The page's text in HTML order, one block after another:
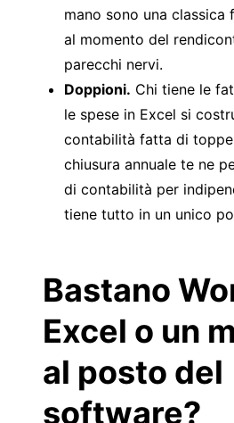
mano sono una
al momento del
parecchi nervi.
Doppioni. Chi tiene le
le spese in Excel si
contabilità fatta di
chiusura annuale te ne
di contabilità per
tiene tutto in un unico
Bastano
Excel o un
al posto del
software?